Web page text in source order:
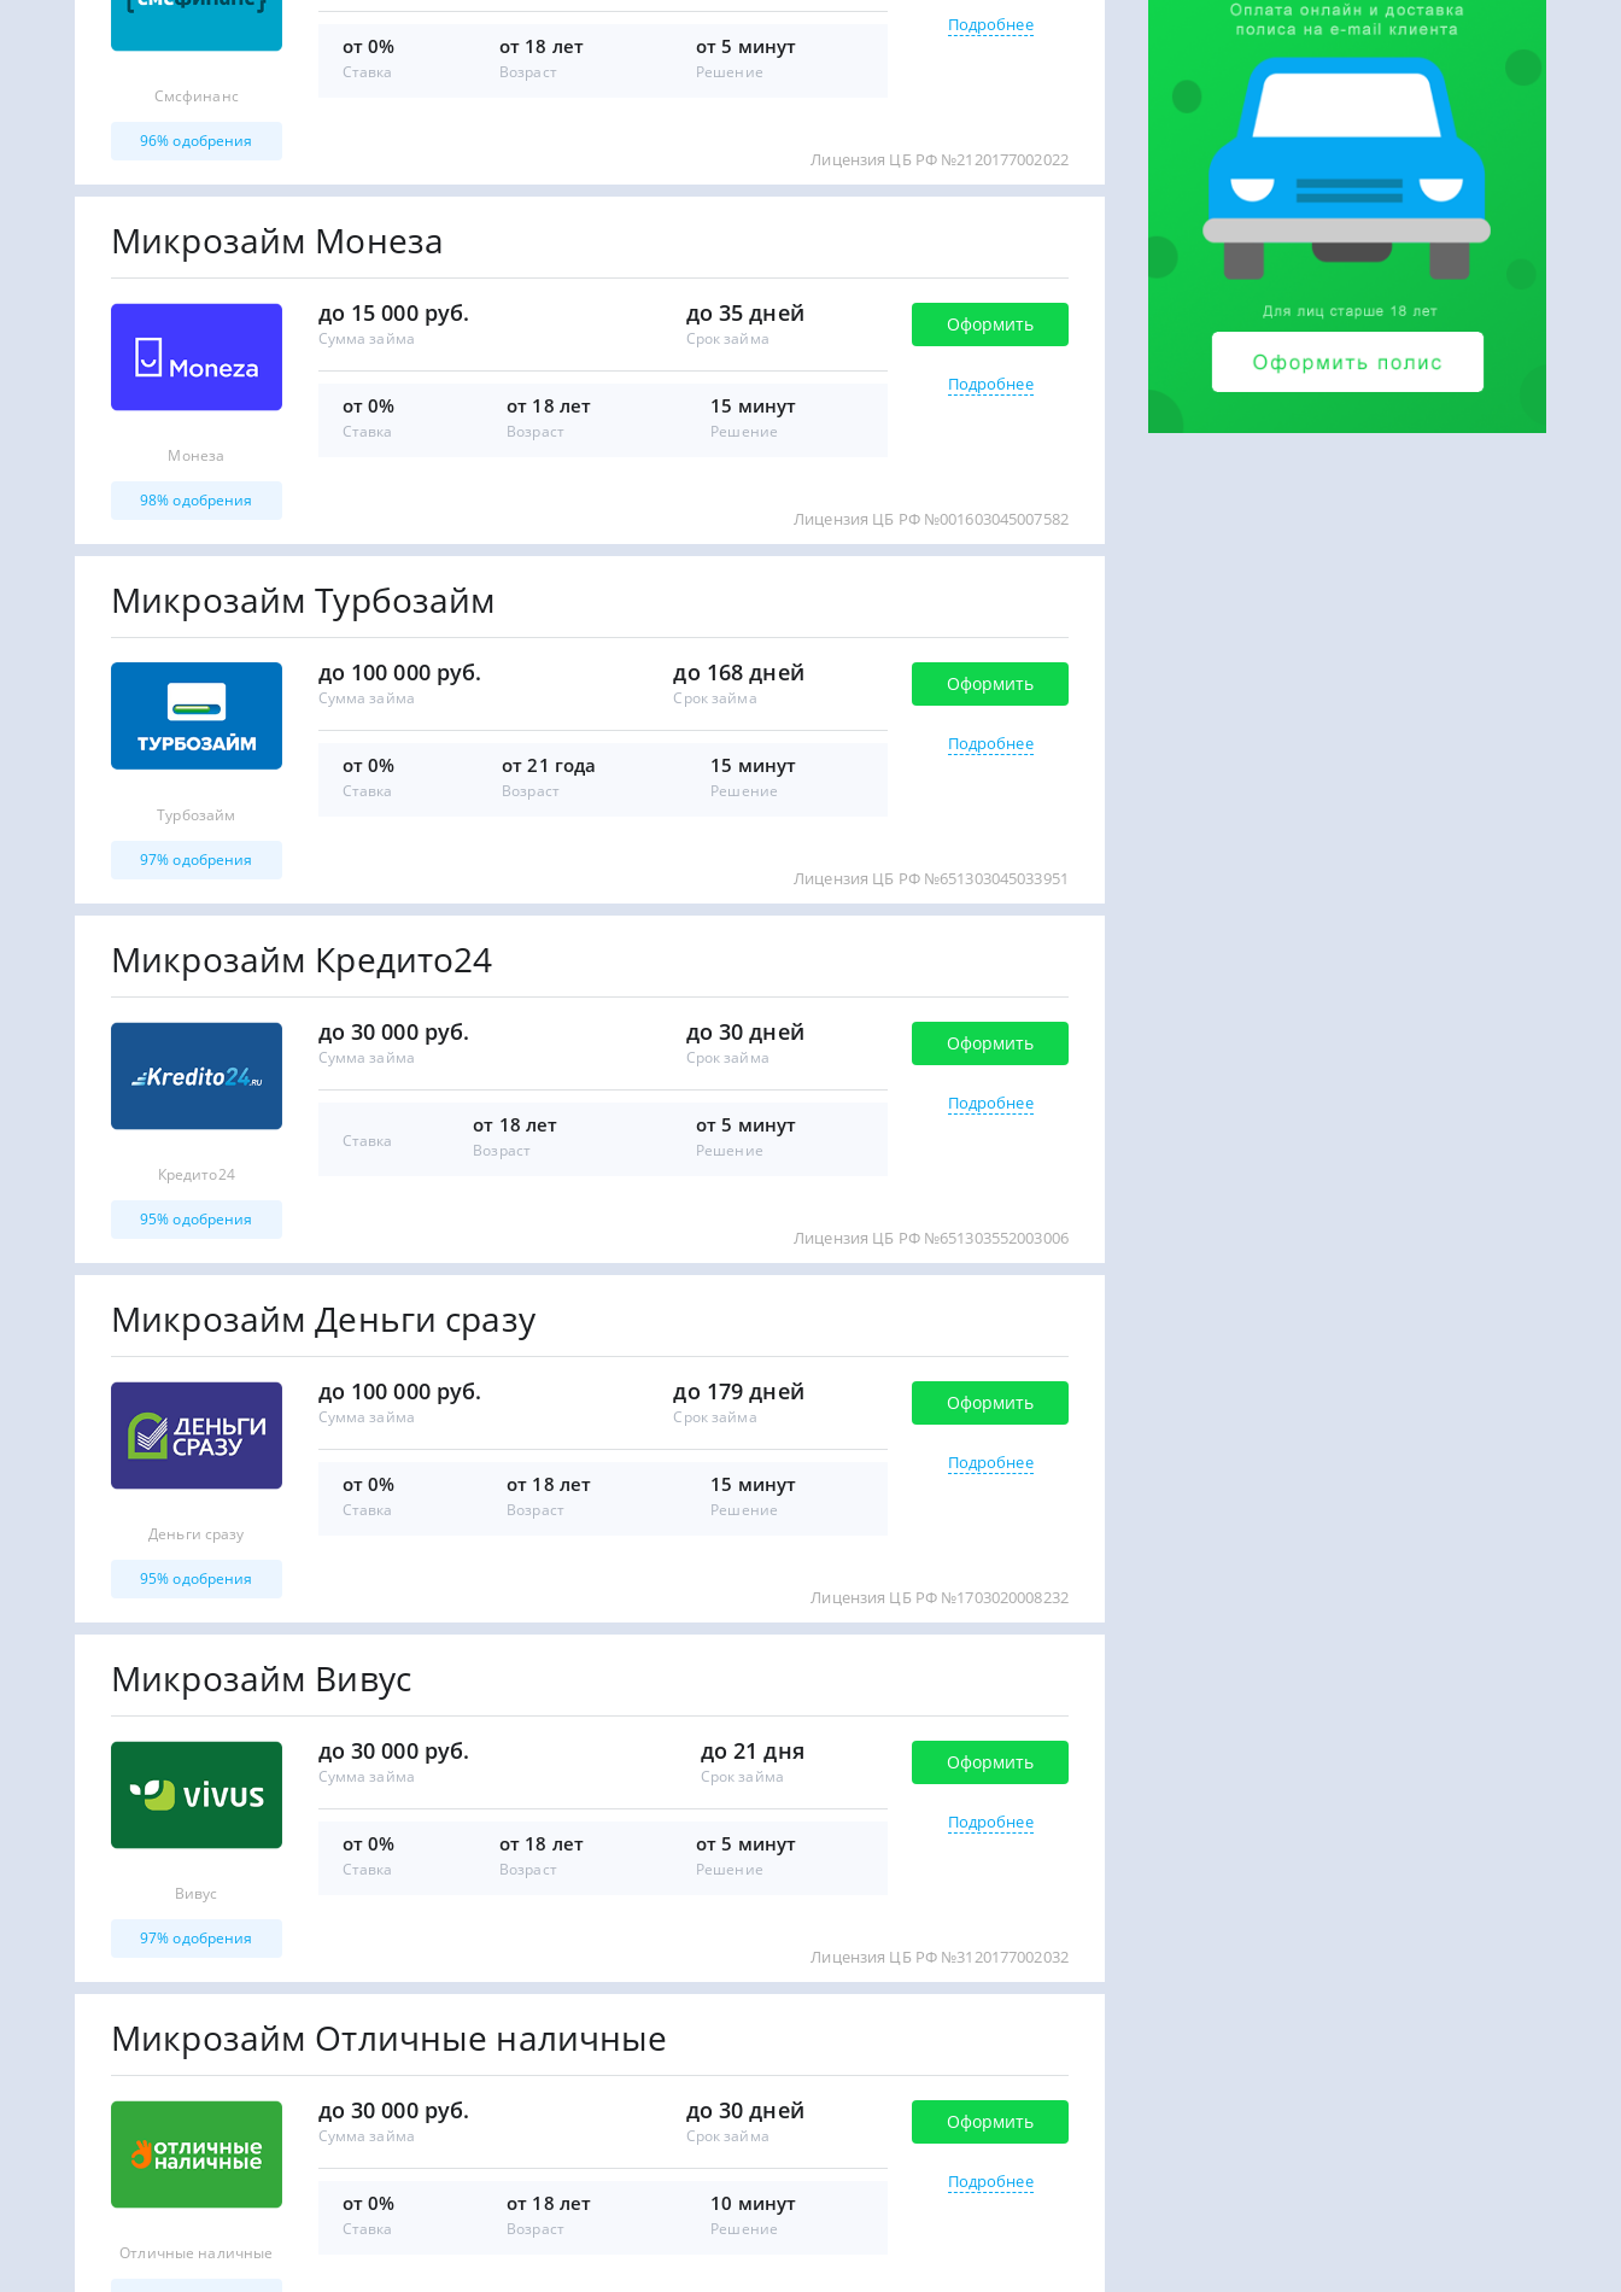
Смсфинанс
96% одобрения
от 0%
Ставка
от 18 лет
Возраст
от 5 минут
Решение
Подробнее
Лицензия ЦБ РФ №2120177002022
Микрозайм Монеза
Монеза
98% одобрения
до 15 000 руб.
Сумма займа
до 35 дней
Срок займа
от 0%
Ставка
от 18 лет
Возраст
15 минут
Решение
Оформить
Подробнее
Лицензия ЦБ РФ №001603045007582
Микрозайм Турбозайм
Турбозайм
97% одобрения
до 100 000 руб.
Сумма займа
до 168 дней
Срок займа
от 0%
Ставка
от 21 года
Возраст
15 минут
Решение
Оформить
Подробнее
Лицензия ЦБ РФ №651303045033951
Микрозайм Кредито24
Кредито24
95% одобрения
до 30 000 руб.
Сумма займа
до 30 дней
Срок займа
Ставка
от 18 лет
Возраст
от 5 минут
Решение
Оформить
Подробнее
Лицензия ЦБ РФ №651303552003006
Микрозайм Деньги сразу
Деньги сразу
95% одобрения
до 100 000 руб.
Сумма займа
до 179 дней
Срок займа
от 0%
Ставка
от 18 лет
Возраст
15 минут
Решение
Оформить
Подробнее
Лицензия ЦБ РФ №1703020008232
Микрозайм Вивус
Вивус
97% одобрения
до 30 000 руб.
Сумма займа
до 21 дня
Срок займа
от 0%
Ставка
от 18 лет
Возраст
от 5 минут
Решение
Оформить
Подробнее
Лицензия ЦБ РФ №3120177002032
Микрозайм Отличные наличные
Отличные наличные
до 30 000 руб.
Сумма займа
до 30 дней
Срок займа
от 0%
Ставка
от 18 лет
Возраст
10 минут
Решение
Оформить
Подробнее